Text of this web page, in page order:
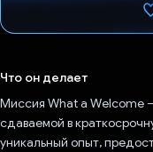
Что он делает
Миссия What a Welcome
сдаваемой в
уникальный опыт,